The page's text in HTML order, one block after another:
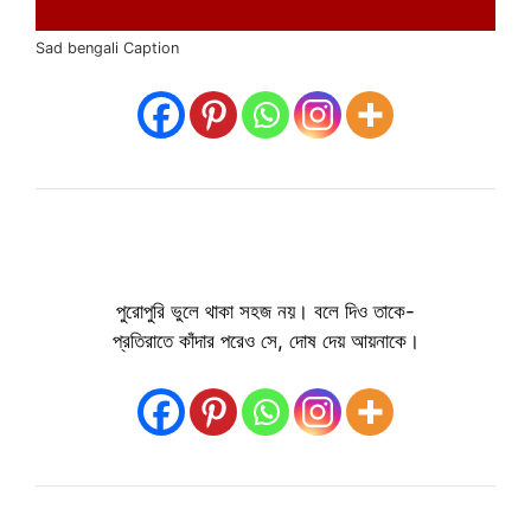
Sad bengali Caption
পুরোপুরি ভুলে থাকা সহজ নয়। বলে দিও তাকে-
প্রতিরাতে কাঁদার পরেও সে, দোষ দেয় আয়নাকে।